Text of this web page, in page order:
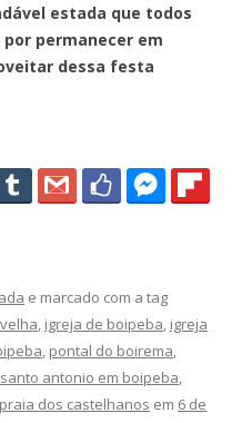
estada que todos
permanecer em
dessa festa
e marcado com a tag
, igreja de boipeba, igreja
, pontal do boirema,
antonio em boipeba,
praia dos castelhanos em 6 de